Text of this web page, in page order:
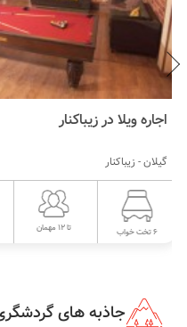
اجاره ویلای ساحلی در
گیلان - تالش
4 تخت خواب تا 1 مهمان
جاذبه های